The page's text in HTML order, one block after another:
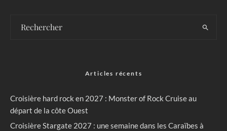
Articles récents
Croisière hard rock en 2027 : Monster of Rock Cruise au
départ de la côte Ouest
Croisière Stargate 2027 : une semaine dans les Caraïbes à